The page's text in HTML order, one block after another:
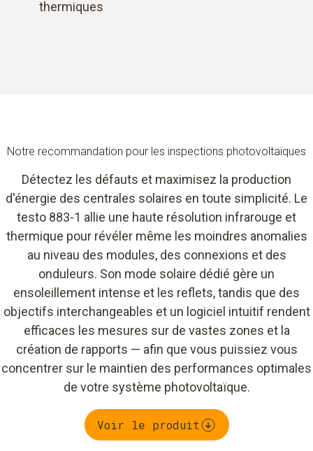
thermiques
Notre recommandation pour les inspections photovoltaïques
Détectez les défauts et maximisez la production
d'énergie des centrales solaires en toute simplicité. Le
testo 883-1 allie une haute résolution infrarouge et
thermique pour révéler même les moindres anomalies
au niveau des modules, des connexions et des
onduleurs. Son mode solaire dédié gère un
ensoleillement intense et les reflets, tandis que des
objectifs interchangeables et un logiciel intuitif rendent
efficaces les mesures sur de vastes zones et la
création de rapports — afin que vous puissiez vous
concentrer sur le maintien des performances optimales
de votre système photovoltaïque.
Voir le produit